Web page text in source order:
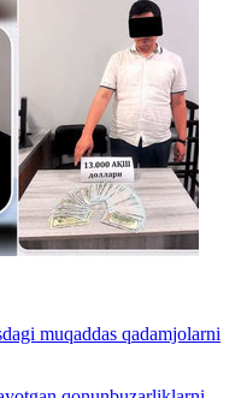
muqaddas qadamjolarni